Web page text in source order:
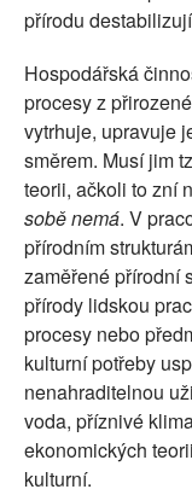
přírodu
Hospodářská
procesy z
vytrhuje, upravuje
směrem. Musí jim
teorii, ačkoli to zní
sobě nemá. V
přírodním
zaměřené přírodní
přírody lidskou
procesy nebo
kulturní potřeby
nenahraditelnou
voda, příznivé
ekonomických
kulturní.